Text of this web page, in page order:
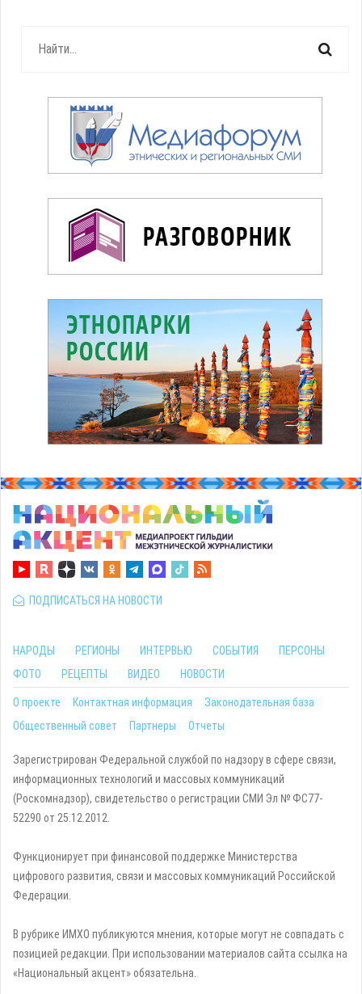
ПОДПИСАТЬСЯ НА НОВОСТИ
НАРОДЫ РЕГИОНЫ ИНТЕРВЬЮ СОБЫТИЯ
ПЕРСОНЫ
ФОТО
РЕЦЕПТЫ ВИДЕО НОВОСТИ
О проекте Контактная информация
Законодательная база
Общественный совет
Партнеры Отчеты
Зарегистрирован Федеральной службой по надзору в сфере связи,
информационных технологий и массовых коммуникаций
(Роскомнадзор), свидетельство о регистрации СМИ Эл № ФС77-
52290 от 25.12.2012.
Функционирует при финансовой поддержке Министерства
цифрового развития, связи и массовых коммуникаций Российской
Федерации.
В рубрике ИМХО публикуются мнения, которые могут не совпадать с
позицией редакции. При использовании материалов сайта ссылка на
«Национальный акцент» обязательна.